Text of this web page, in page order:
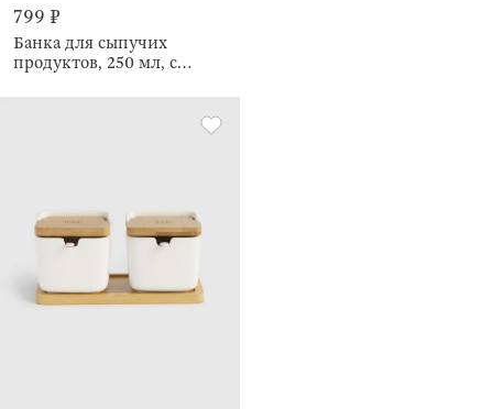
799 ₽
Банка для сыпучих
продуктов, 250 мл, с